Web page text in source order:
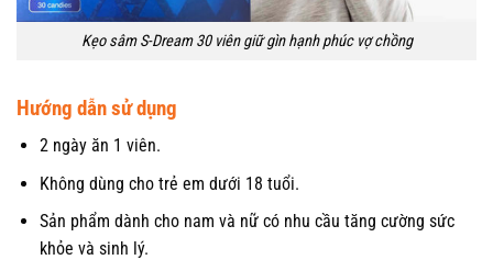
Kẹo sâm S-Dream 30 viên giữ gìn hạnh phúc vợ chồng
Hướng dẫn sử dụng
2 ngày ăn 1 viên.
Không dùng cho trẻ em dưới 18 tuổi.
Sản phẩm dành cho nam và nữ có nhu cầu tăng cường sức
khỏe và sinh lý.